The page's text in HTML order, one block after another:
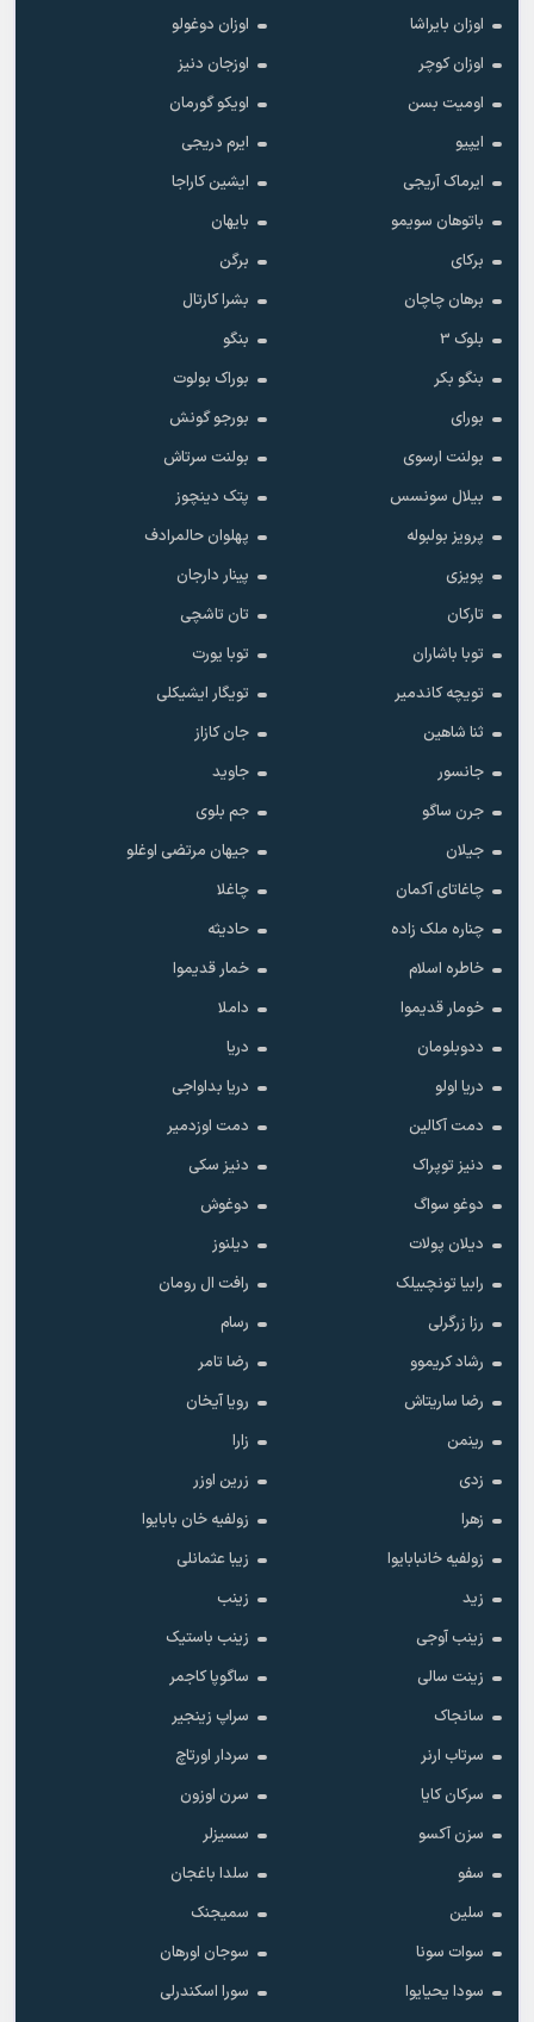
اوزان بایراشا
اوزان دوغولو
اوزان کوچر
اوزجان دنیز
اومیت بسن
اویکو گورمان
ایپیو
ایرم دریجی
ایرماک آریجی
ایشین کاراجا
باتوهان سویمو
بایهان
برکای
برگن
برهان چاچان
بشرا کارتال
بلوک 3
بنگو
بنگو بکر
بوراک بولوت
بورای
بورجو گونش
بولنت ارسوی
بولنت سرتاش
بیلال سونسس
پتک دینچوز
پرویز بولبوله
پهلوان حالمرادف
پویزی
پینار دارجان
تارکان
تان تاشچی
توبا باشاران
توبا یورت
تویچه کاندمیر
تویگار ایشیکلی
ثنا شاهین
جان کازاز
جانسور
جاوید
جرن ساگو
جم بلوی
جیلان
جیهان مرتضی اوغلو
چاغاتای آکمان
چاغلا
چناره ملک زاده
حادیثه
خاطره اسلام
خمار قدیموا
خومار قدیموا
داملا
ددوبلومان
دریا
دریا اولو
دریا بداواجی
دمت آکالین
دمت اوزدمیر
دنیز توپراک
دنیز سکی
دوغو سواگ
دوغوش
دیلان پولات
دیلنوز
رابیا تونچبیلک
رافت ال رومان
رزا زرگرلی
رسام
رشاد کریموو
رضا تامر
رضا ساریتاش
رویا آیخان
رینمن
زارا
زدی
زرین اوزر
زهرا
زولفیه خان بابایوا
زولفیه خانبابایوا
زیبا عثمانلی
زید
زینب
زینب آوجی
زینب باستیک
زینت سالی
ساگوپا کاجمر
سانجاک
سراپ زینجیر
سرتاب ارنر
سردار اورتاچ
سرکان کایا
سرن اوزون
سزن آکسو
سسیزلر
سفو
سلدا باغجان
سلین
سمیجنک
سوات سونا
سوجان اورهان
سودا یحیایوا
سورا اسکندرلی